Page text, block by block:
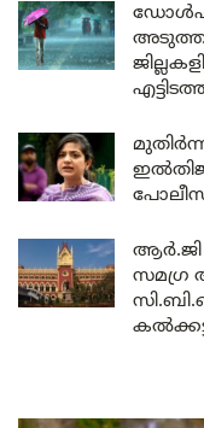
അടുത്ത
പോലീസ്
ആർ.ജി
സമഗ്ര